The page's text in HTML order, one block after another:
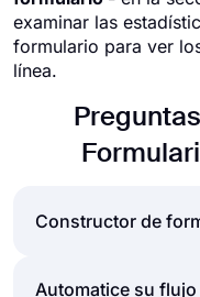
examinar las
formulario para ver
línea.
Constructor de
Cree formularios
Automatice su